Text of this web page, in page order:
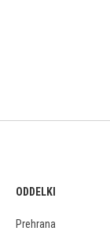
ODDELKI
Prehrana